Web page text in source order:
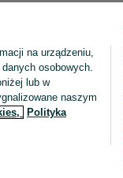
na urządzeniu,
osobowych.
lub w
naszym
Polityka